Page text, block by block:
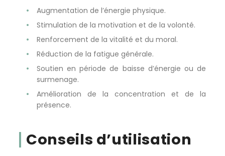
Augmentation de l’énergie physique.
Stimulation de la motivation et de la volonté.
Renforcement de la vitalité et du moral.
Réduction de la fatigue générale.
Soutien en période de baisse d’énergie ou de
surmenage.
Amélioration de la concentration et de la
présence.
Conseils d’utilisation